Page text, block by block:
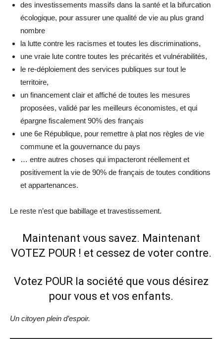
des investissements massifs dans la santé et la bifurcation
écologique, pour assurer une qualité de vie au plus grand
nombre
la lutte contre les racismes et toutes les discriminations,
une vraie lute contre toutes les précarités et vulnérabilités,
le re-déploiement des services publiques sur tout le
territoire,
un financement clair et affiché de toutes les mesures
proposées, validé par les meilleurs économistes, et qui
épargne fiscalement 90% des français
une 6e République, pour remettre à plat nos règles de vie
commune et la gouvernance du pays
… entre autres choses qui impacteront réellement et
positivement la vie de 90% de français de toutes conditions
et appartenances.
Le reste n’est que babillage et travestissement.
Maintenant vous savez. Maintenant
VOTEZ POUR ! et cessez de voter contre.
Votez POUR la société que vous désirez
pour vous et vos enfants.
Un citoyen plein d’espoir.